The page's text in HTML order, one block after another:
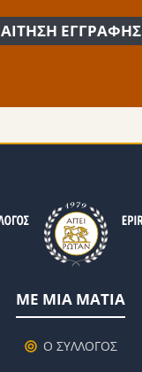
ΑΙΤΗΣΗ ΕΓΓΡΑΦΗΣ
ΜΕ ΜΙΑ ΜΑΤΙΑ
Ο ΣΥΛΛΟΓΟΣ